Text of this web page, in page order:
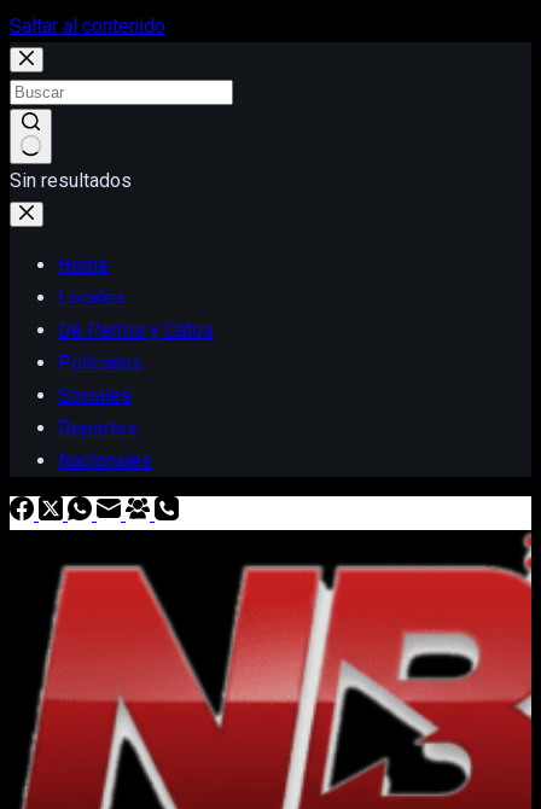
Saltar al contenido
Sin resultados
Home
Locales
De Perros y Gatos
Policiales
Sociales
Deportes
Nacionales